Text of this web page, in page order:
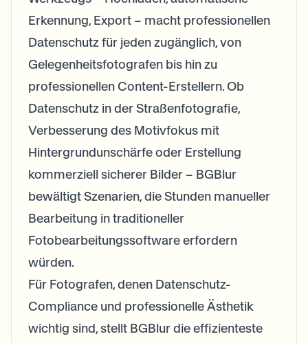
Erkennung, Export – macht professionellen
Datenschutz für jeden zugänglich, von
Gelegenheitsfotografen bis hin zu
professionellen Content-Erstellern. Ob
Datenschutz in der Straßenfotografie,
Verbesserung des Motivfokus mit
Hintergrundunschärfe oder Erstellung
kommerziell sicherer Bilder – BGBlur
bewältigt Szenarien, die Stunden manueller
Bearbeitung in traditioneller
Fotobearbeitungssoftware erfordern
würden.
Für Fotografen, denen Datenschutz-
Compliance und professionelle Ästhetik
wichtig sind, stellt BGBlur die effizienteste